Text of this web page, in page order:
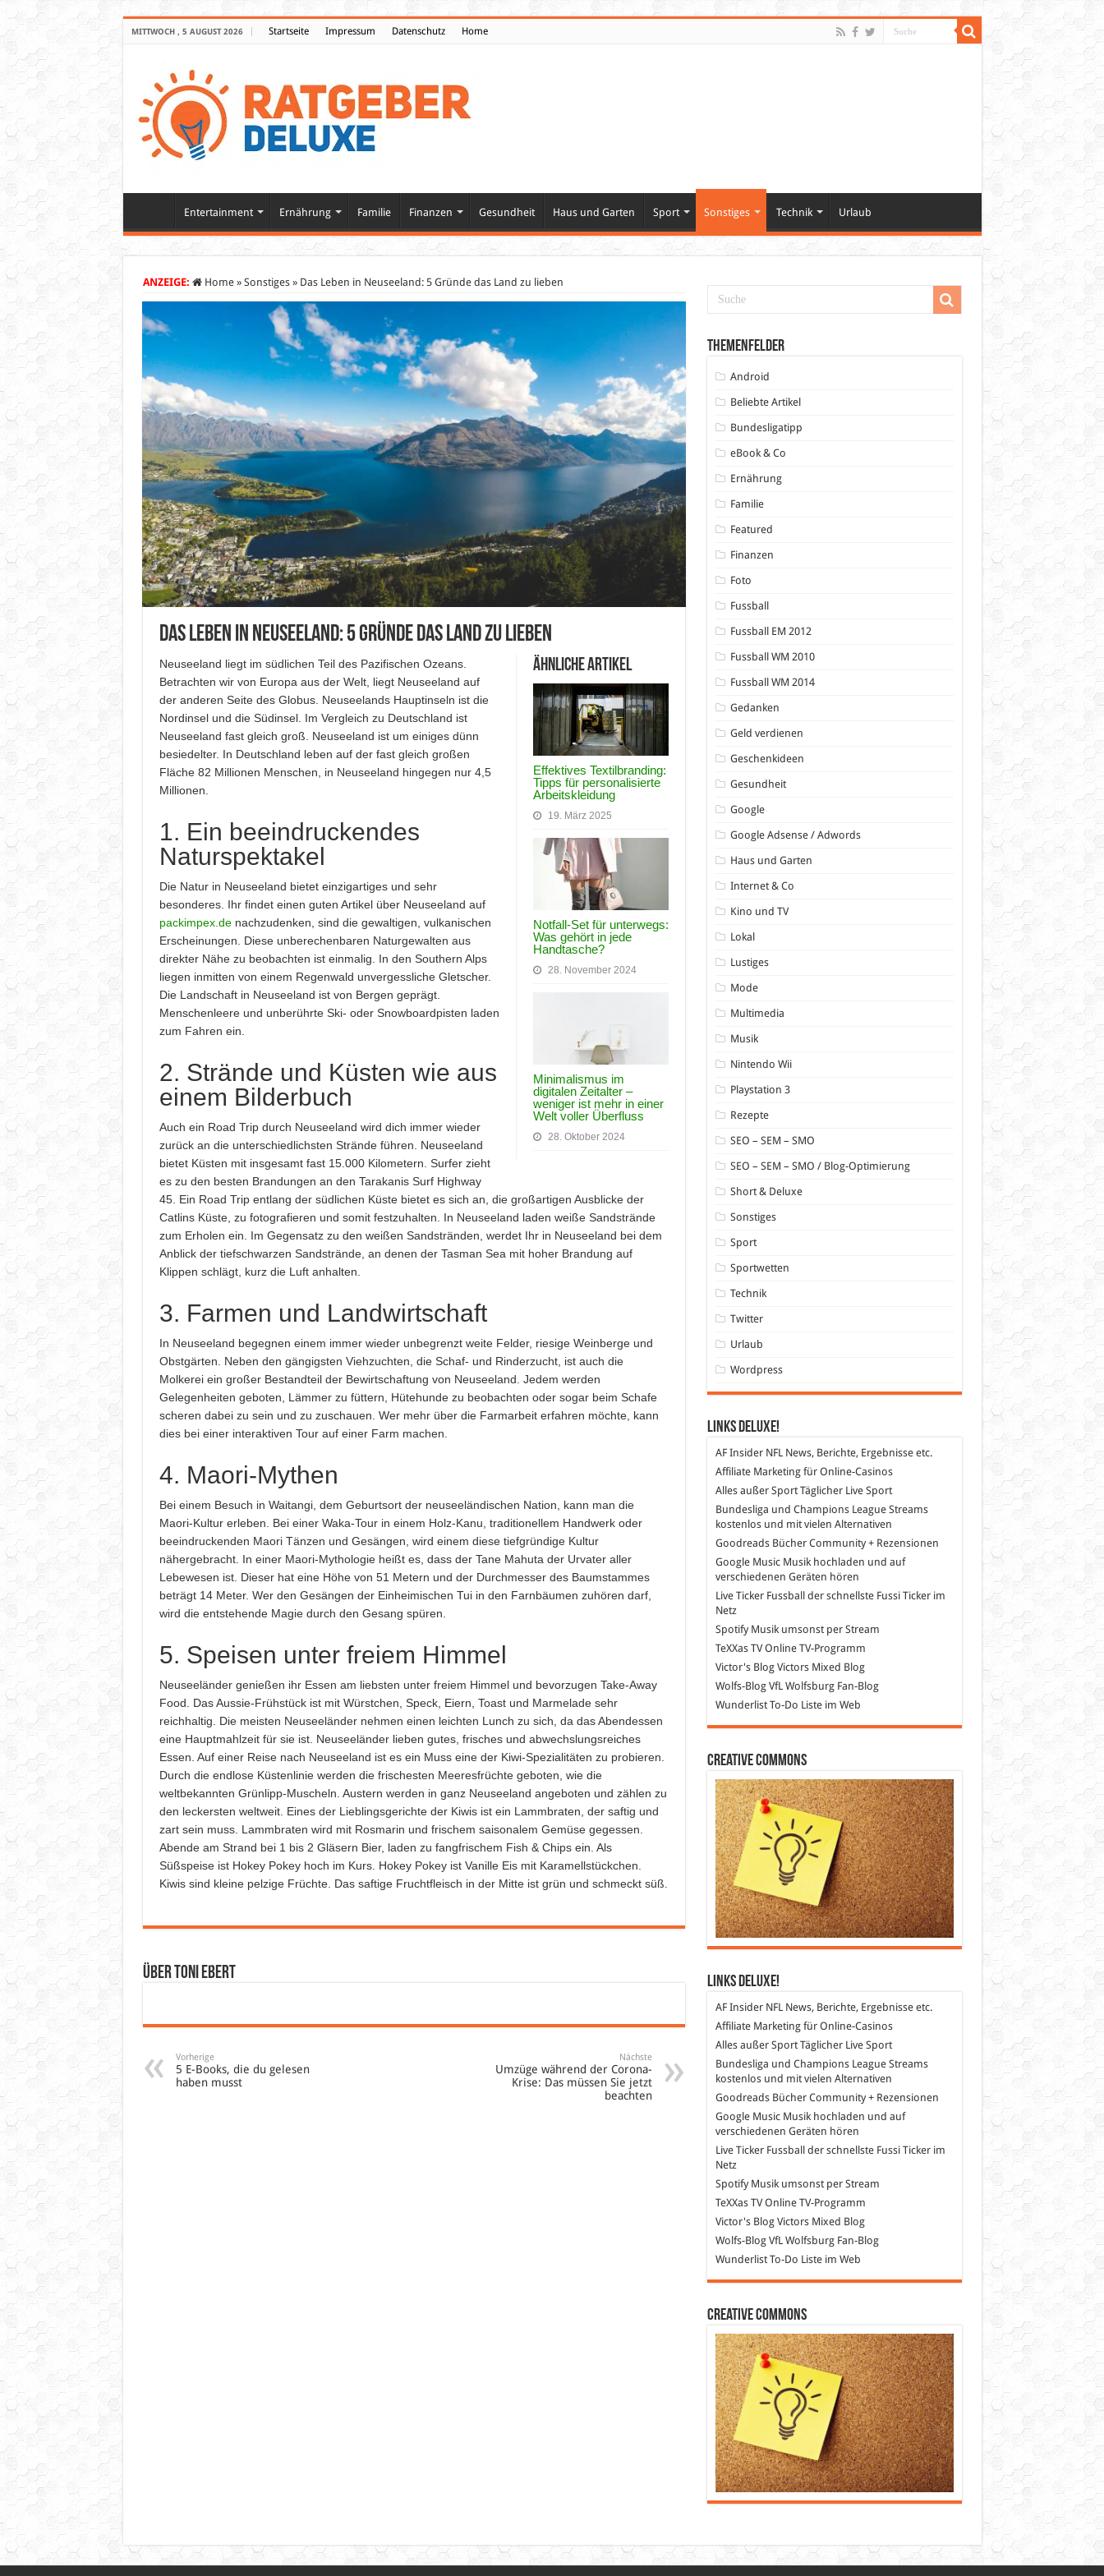
MITTWOCH , 5 AUGUST 2026 Startseite Impressum Datenschutz Home
Entertainment Ernährung Familie Finanzen Gesundheit Haus und Garten Sport Sonstiges Technik Urlaub
ANZEIGE: Home » Sonstiges » Das Leben in Neuseeland: 5 Gründe das Land zu lieben
Das Leben in Neuseeland: 5 Gründe das Land zu lieben
Ähnliche Artikel
Effektives Textilbranding:
Tipps für personalisierte
Arbeitskleidung
19. März 2025
Notfall-Set für unterwegs:
Was gehört in jede
Handtasche?
28. November 2024
Minimalismus im
digitalen Zeitalter –
weniger ist mehr in einer
Welt voller Überfluss
28. Oktober 2024
Neuseeland liegt im südlichen Teil des Pazifischen Ozeans.
Betrachten wir von Europa aus der Welt, liegt Neuseeland auf
der anderen Seite des Globus. Neuseelands Hauptinseln ist die
Nordinsel und die Südinsel. Im Vergleich zu Deutschland ist
Neuseeland fast gleich groß. Neuseeland ist um einiges dünn
besiedelter. In Deutschland leben auf der fast gleich großen
Fläche 82 Millionen Menschen, in Neuseeland hingegen nur 4,5
Millionen.
1. Ein beeindruckendes
Naturspektakel
Die Natur in Neuseeland bietet einzigartiges und sehr
besonderes. Ihr findet einen guten Artikel über Neuseeland auf
packimpex.denachzudenken, sind die gewaltigen, vulkanischen
Erscheinungen. Diese unberechenbaren Naturgewalten aus
direkter Nähe zu beobachten ist einmalig. In den Southern Alps
liegen inmitten von einem Regenwald unvergessliche Gletscher.
Die Landschaft in Neuseeland ist von Bergen geprägt.
Menschenleere und unberührte Ski- oder Snowboardpisten laden
zum Fahren ein.
2. Strände und Küsten wie aus
einem Bilderbuch
Auch ein Road Trip durch Neuseeland wird dich immer wieder
zurück an die unterschiedlichsten Strände führen. Neuseeland
bietet Küsten mit insgesamt fast 15.000 Kilometern. Surfer zieht
es zu den besten Brandungen an den Tarakanis Surf Highway
45. Ein Road Trip entlang der südlichen Küste bietet es sich an, die großartigen Ausblicke der
Catlins Küste, zu fotografieren und somit festzuhalten. In Neuseeland laden weiße Sandstrände
zum Erholen ein. Im Gegensatz zu den weißen Sandstränden, werdet Ihr in Neuseeland bei dem
Anblick der tiefschwarzen Sandstrände, an denen der Tasman Sea mit hoher Brandung auf
Klippen schlägt, kurz die Luft anhalten.
3. Farmen und Landwirtschaft
In Neuseeland begegnen einem immer wieder unbegrenzt weite Felder, riesige Weinberge und
Obstgärten. Neben den gängigsten Viehzuchten, die Schaf- und Rinderzucht, ist auch die
Molkerei ein großer Bestandteil der Bewirtschaftung von Neuseeland. Jedem werden
Gelegenheiten geboten, Lämmer zu füttern, Hütehunde zu beobachten oder sogar beim Schafe
scheren dabei zu sein und zu zuschauen. Wer mehr über die Farmarbeit erfahren möchte, kann
dies bei einer interaktiven Tour auf einer Farm machen.
4. Maori-Mythen
Bei einem Besuch in Waitangi, dem Geburtsort der neuseeländischen Nation, kann man die
Maori-Kultur erleben. Bei einer Waka-Tour in einem Holz-Kanu, traditionellem Handwerk oder
beeindruckenden Maori Tänzen und Gesängen, wird einem diese tiefgründige Kultur
nähergebracht. In einer Maori-Mythologie heißt es, dass der Tane Mahuta der Urvater aller
Lebewesen ist. Dieser hat eine Höhe von 51 Metern und der Durchmesser des Baumstammes
beträgt 14 Meter. Wer den Gesängen der Einheimischen Tui in den Farnbäumen zuhören darf,
wird die entstehende Magie durch den Gesang spüren.
5. Speisen unter freiem Himmel
Neuseeländer genießen ihr Essen am liebsten unter freiem Himmel und bevorzugen Take-Away
Food. Das Aussie-Frühstück ist mit Würstchen, Speck, Eiern, Toast und Marmelade sehr
reichhaltig. Die meisten Neuseeländer nehmen einen leichten Lunch zu sich, da das Abendessen
eine Hauptmahlzeit für sie ist. Neuseeländer lieben gutes, frisches und abwechslungsreiches
Essen. Auf einer Reise nach Neuseeland ist es ein Muss eine der Kiwi-Spezialitäten zu probieren.
Durch die endlose Küstenlinie werden die frischesten Meeresfrüchte geboten, wie die
weltbekannten Grünlipp-Muscheln. Austern werden in ganz Neuseeland angeboten und zählen zu
den leckersten weltweit. Eines der Lieblingsgerichte der Kiwis ist ein Lammbraten, der saftig und
zart sein muss. Lammbraten wird mit Rosmarin und frischem saisonalem Gemüse gegessen.
Abende am Strand bei 1 bis 2 Gläsern Bier, laden zu fangfrischem Fish & Chips ein. Als
Süßspeise ist Hokey Pokey hoch im Kurs. Hokey Pokey ist Vanille Eis mit Karamellstückchen.
Kiwis sind kleine pelzige Früchte. Das saftige Fruchtfleisch in der Mitte ist grün und schmeckt süß.
Über Toni Ebert
Vorherige
5 E-Books, die du gelesen
haben musst
Nächste
Umzüge während der Corona-
Krise: Das müssen Sie jetzt
beachten
Themenfelder
Android
Beliebte Artikel
Bundesligatipp
eBook & Co
Ernährung
Familie
Featured
Finanzen
Foto
Fussball
Fussball EM 2012
Fussball WM 2010
Fussball WM 2014
Gedanken
Geld verdienen
Geschenkideen
Gesundheit
Google
Google Adsense / Adwords
Haus und Garten
Internet & Co
Kino und TV
Lokal
Lustiges
Mode
Multimedia
Musik
Nintendo Wii
Playstation 3
Rezepte
SEO – SEM – SMO
SEO – SEM – SMO / Blog-Optimierung
Short & Deluxe
Sonstiges
Sport
Sportwetten
Technik
Twitter
Urlaub
Wordpress
Links DeLuXe!
AF InsiderNFL News, Berichte, Ergebnisse etc.
Affiliate Marketingfür Online-Casinos
Alles außer SportTäglicher Live Sport
Bundesliga und Champions League Streams
kostenlos und mit vielen Alternativen
GoodreadsBücher Community + Rezensionen
Google MusicMusik hochladen und auf
verschiedenen Geräten hören
Live Ticker Fussball
der schnellste Fussi Ticker im
Netz
SpotifyMusik umsonst per Stream
TeXXas TVOnline TV-Programm
Victor's BlogVictors Mixed Blog
Wolfs-BlogVfL Wolfsburg Fan-Blog
WunderlistTo-Do Liste im Web
Creative Commons
Links DeLuXe!
AF InsiderNFL News, Berichte, Ergebnisse etc.
Affiliate Marketingfür Online-Casinos
Alles außer SportTäglicher Live Sport
Bundesliga und Champions League Streams
kostenlos und mit vielen Alternativen
GoodreadsBücher Community + Rezensionen
Google MusicMusik hochladen und auf
verschiedenen Geräten hören
Live Ticker Fussball
der schnellste Fussi Ticker im
Netz
SpotifyMusik umsonst per Stream
TeXXas TVOnline TV-Programm
Victor's BlogVictors Mixed Blog
Wolfs-BlogVfL Wolfsburg Fan-Blog
WunderlistTo-Do Liste im Web
Creative Commons